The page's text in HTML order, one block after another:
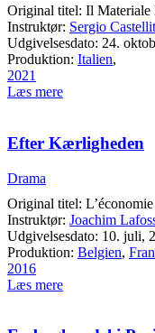
Original titel: Il Materiale
Instruktør: Sergio
Udgivelsesdato: 24.
Produktion: Italien,
2021
Læs mere
Efter Kærligheden
Drama
Original titel:
Instruktør: Joachim
Udgivelsesdato: 10. juli,
Produktion: Belgien,
2016
Læs mere